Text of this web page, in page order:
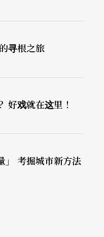
他甚至不用先看过
知道故事情节。哈
但就像史坦尼斯拉
的价值，必须认真
带著批判的眼镜坐
个表演书籍匮乏的
贡献如此庞大的时
寻根之旅
好戏就在这里！
」 考掘城市新方法